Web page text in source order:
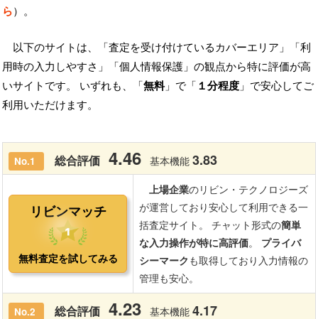
ら）。
以下のサイトは、「査定を受け付けているカバーエリア」「利
用時の入力しやすさ」「個人情報保護」の観点から特に評価が高
いサイトです。 いずれも、「無料」で「 １分程度 」で安心してご
利用いただけます。